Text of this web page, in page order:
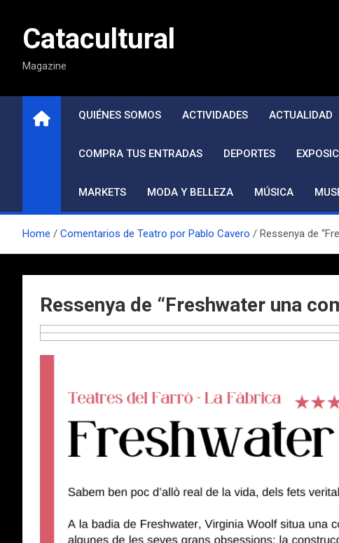
contenidoCatacultural
Magazine
QUIÉNES SOMOS ACTIVIDADES ACTUALIDAD
COMPRA TUS ENTRADAS DEPORTES
MARKETS MODA Y BELLEZA MÚSICA
Home Comentarios de Teatro por Pablo Cavero Ressenya de
Ressenya de “Freshwater una